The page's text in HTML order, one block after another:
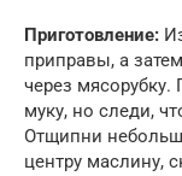
Приготовление:
приправы, а
через
муку, но следи,
Отщипни
центру маслину,